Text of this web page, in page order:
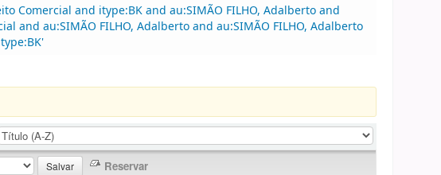
Comercial and itype:BK and au:SIMÃO FILHO, Adalberto and
and au:SIMÃO FILHO, Adalberto and au:SIMÃO FILHO, Adalberto